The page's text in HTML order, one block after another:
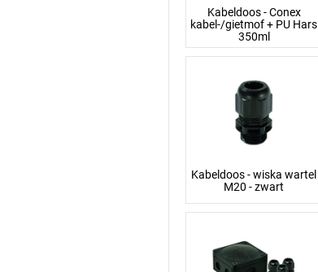
Kabeldoos - Conex
kabel-/gietmof + PU Hars
350ml
Kabeldoos - wiska wartel
M20 - zwart